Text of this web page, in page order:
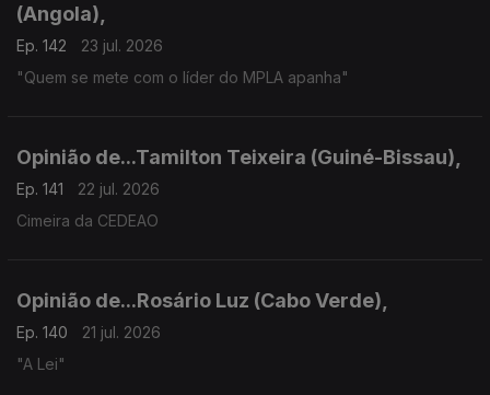
(Angola),
Ep. 142
23 jul. 2026
"Quem se mete com o líder do MPLA apanha"
Opinião de...Tamilton Teixeira (Guiné-Bissau),
Ep. 141
22 jul. 2026
Cimeira da CEDEAO
Opinião de...Rosário Luz (Cabo Verde),
Ep. 140
21 jul. 2026
"A Lei"